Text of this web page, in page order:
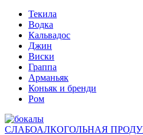
Текила
Водка
Кальвадос
Джин
Виски
Граппа
Арманьяк
Коньяк и бренди
Ром
СЛАБОАЛКОГОЛЬНАЯ